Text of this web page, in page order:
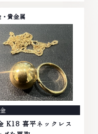
酒買取りのことなら、お
ださいなかでも金・プラチ
のアクセサリー・貴金属・宝
ダイヤモンド・ジュエリーや
ンド品・時計等は特に自信を
て、高額査定を実現しており
。 古くて使わなくなってし
たアクセサリー、動かなくな
しまった腕時計、多くのお品
高価買取りを実現しており、
ではお値段の付かなかったお
も、一点一点丁寧に無料で
ます。お気軽にご連絡くだ
・貴金属
K18 喜平ネックレス